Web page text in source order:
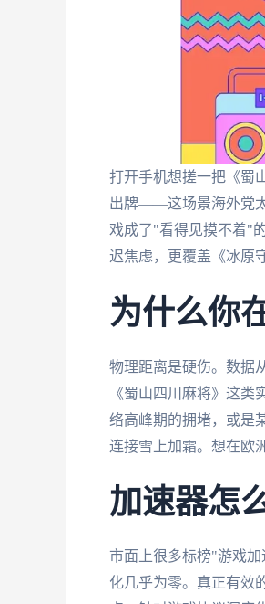
打开手机想搓一把《蜀
出牌——这场景海外党
戏成了"看得见摸不着"
迟焦虑，更覆盖《冰原
为什么你
物理距离是硬伤。数据
《蜀山四川麻将》这类
络高峰期的拥堵，或是
连接雪上加霜。想在欧
加速器怎
市面上很多标榜"游戏
化几乎为零。真正有效